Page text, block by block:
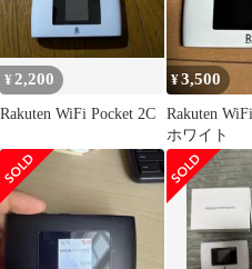
¥ 2,200
Rakuten WiFi Pocket 2C
¥3,500
Rakuten
ホワイト